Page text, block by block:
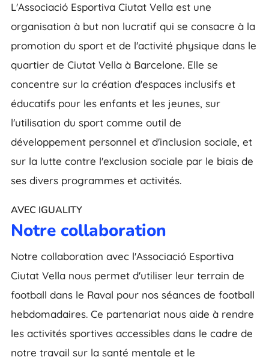
L'Associació Esportiva Ciutat Vella est une
organisation à but non lucratif qui se consacre à la
promotion du sport et de l'activité physique dans le
quartier de Ciutat Vella à Barcelone. Elle se
concentre sur la création d'espaces inclusifs et
éducatifs pour les enfants et les jeunes, sur
l'utilisation du sport comme outil de
développement personnel et d'inclusion sociale, et
sur la lutte contre l'exclusion sociale par le biais de
ses divers programmes et activités.
AVEC IGUALITY
Notre collaboration
Notre collaboration avec l'Associació Esportiva
Ciutat Vella nous permet d'utiliser leur terrain de
football dans le Raval pour nos séances de football
hebdomadaires. Ce partenariat nous aide à rendre
les activités sportives accessibles dans le cadre de
notre travail sur la santé mentale et le